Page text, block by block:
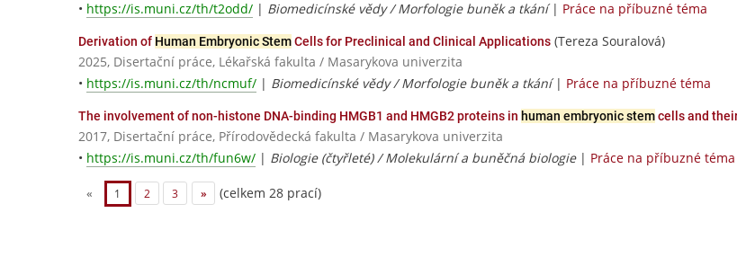
• https://is.muni.cz/th/t2odd/ | Biomedicínské vědy / Morfologie buněk a tkání| Práce na příbuzné téma
Derivation of Human Embryonic StemCells for Preclinical and Clinical Applications (Tereza Souralová)
2025, Disertační práce, Lékařská fakulta / Masarykova univerzita
• https://is.muni.cz/th/ncmuf/ | Biomedicínské vědy / Morfologie buněk a tkání| Práce na příbuzné téma
The involvement of non-histone DNA-binding HMGB1 and HMGB2 proteins in human embryonic stemcells and
2017, Disertační práce, Přírodovědecká fakulta / Masarykova univerzita
• https://is.muni.cz/th/fun6w/ | Biologie (čtyřleté) / Molekulární a buněčná biologie| Práce na příbuzné téma
« 1 2 3 » (celkem 28 prací)